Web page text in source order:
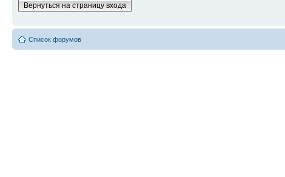
Вернуться на страницу входа
Список форумов